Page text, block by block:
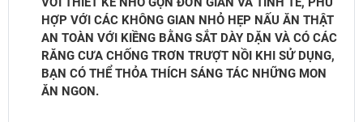
HỢP VỚI CÁC KHÔNG GIAN NHỎ HẸP NẤU ĂN THẬT
AN TOÀN VỚI KIỀNG BẰNG SẮT DÀY DẶN VÀ CÓ CÁC
RĂNG CƯA CHỐNG TRƠN TRƯỢT NỒI KHI SỬ DỤNG,
BẠN CÓ THỂ THỎA THÍCH SÁNG TÁC NHỮNG MON
ĂN NGON.